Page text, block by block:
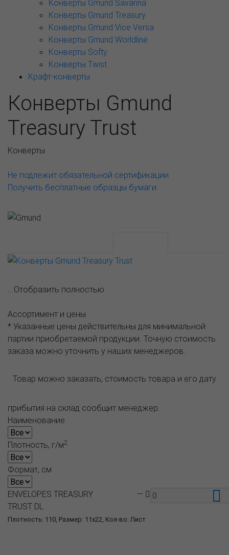
Конверты Gmund Savanna
Конверты Gmund Treasury
Конверты Gmund Vice Versa
Конверты Gmund Worldline
Конверты Softy
Конверты Twist
Крафт-конверты
Конверты Gmund
Treasury Trust
Конверты
Не подлежит обязательной сертификации
Получить бесплатные образцы бумаги
...Отобразить полностью
Ассортимент и цены
* Указанные цены действительны для минимальной
партии приобретаемой продукции. Точную стоимость
заказа можно уточнить у наших менеджеров.
Товар можно заказать, стоимость товара и его дату
прибытия на склад сообщит менеджер.
Наименование
Плотность, г/м2
Формат, см
Плотность: 110, Размер: 11x22, Кол-во: Лист
ENVELOPES TREASURY
TRUST DL
—